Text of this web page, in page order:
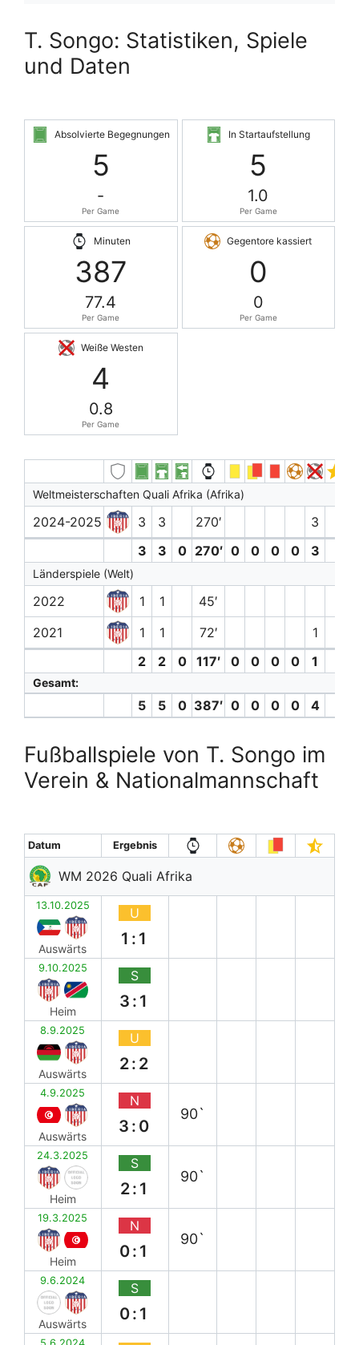
T. Songo: Statistiken, Spiele
und Daten
Absolvierte Begegnungen
5
-
Per Game
In Startaufstellung
5
1.0
Per Game
Minuten
387
77.4
Per Game
Gegentore kassiert
0
0
Per Game
Weiße Westen
4
0.8
Per Game
Weltmeisterschaften Quali Afrika (Afrika)
2024-2025 3 3 270′
3
3
3 0 270′ 0 0 0 0 3
Länderspiele (Welt)
2022 1 1
45′
2021
1 1 72′
1
2
2 0 117′ 0 0 0 0 1
Gesamt:
5 5 0 387′ 0 0 0 0 4
Fußballspiele von T. Songo im
Verein & Nationalmannschaft
Datum Ergebnis
WM 2026 Quali Afrika
13.10.2025
Auswärts
U
1:1
9.10.2025
Heim
S
3:1
8.9.2025
Auswärts
U
2:2
4.9.2025
Auswärts
N
3:0
90`
24.3.2025
Heim
S
2:1
90`
19.3.2025
Heim
N
0:1
90`
9.6.2024
Auswärts
S
0:1